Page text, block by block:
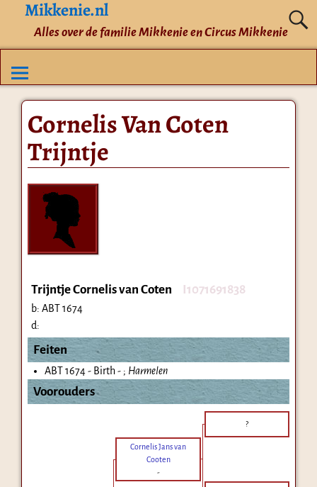
Mikkenie.nl
Alles over de familie Mikkenie en Circus Mikkenie
Cornelis Van Coten
Trijntje
Trijntje Cornelis van Coten I1071691838
b: ABT 1674
d:
Feiten
ABT 1674 - Birth - ; Harmelen
Voorouders
?
Cornelis Jans van
Cooten
-